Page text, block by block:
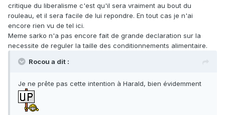
critique du liberalisme c'est qu'il sera vraiment au bout du
rouleau, et il sera facile de lui repondre. En tout cas je n'ai
encore rien vu de tel ici.
Meme sarko n'a pas encore fait de grande declaration sur la
necessite de reguler la taille des conditionnements alimentaire.
Rocou a dit :
Je ne prête pas cette intention à Harald, bien évidemment